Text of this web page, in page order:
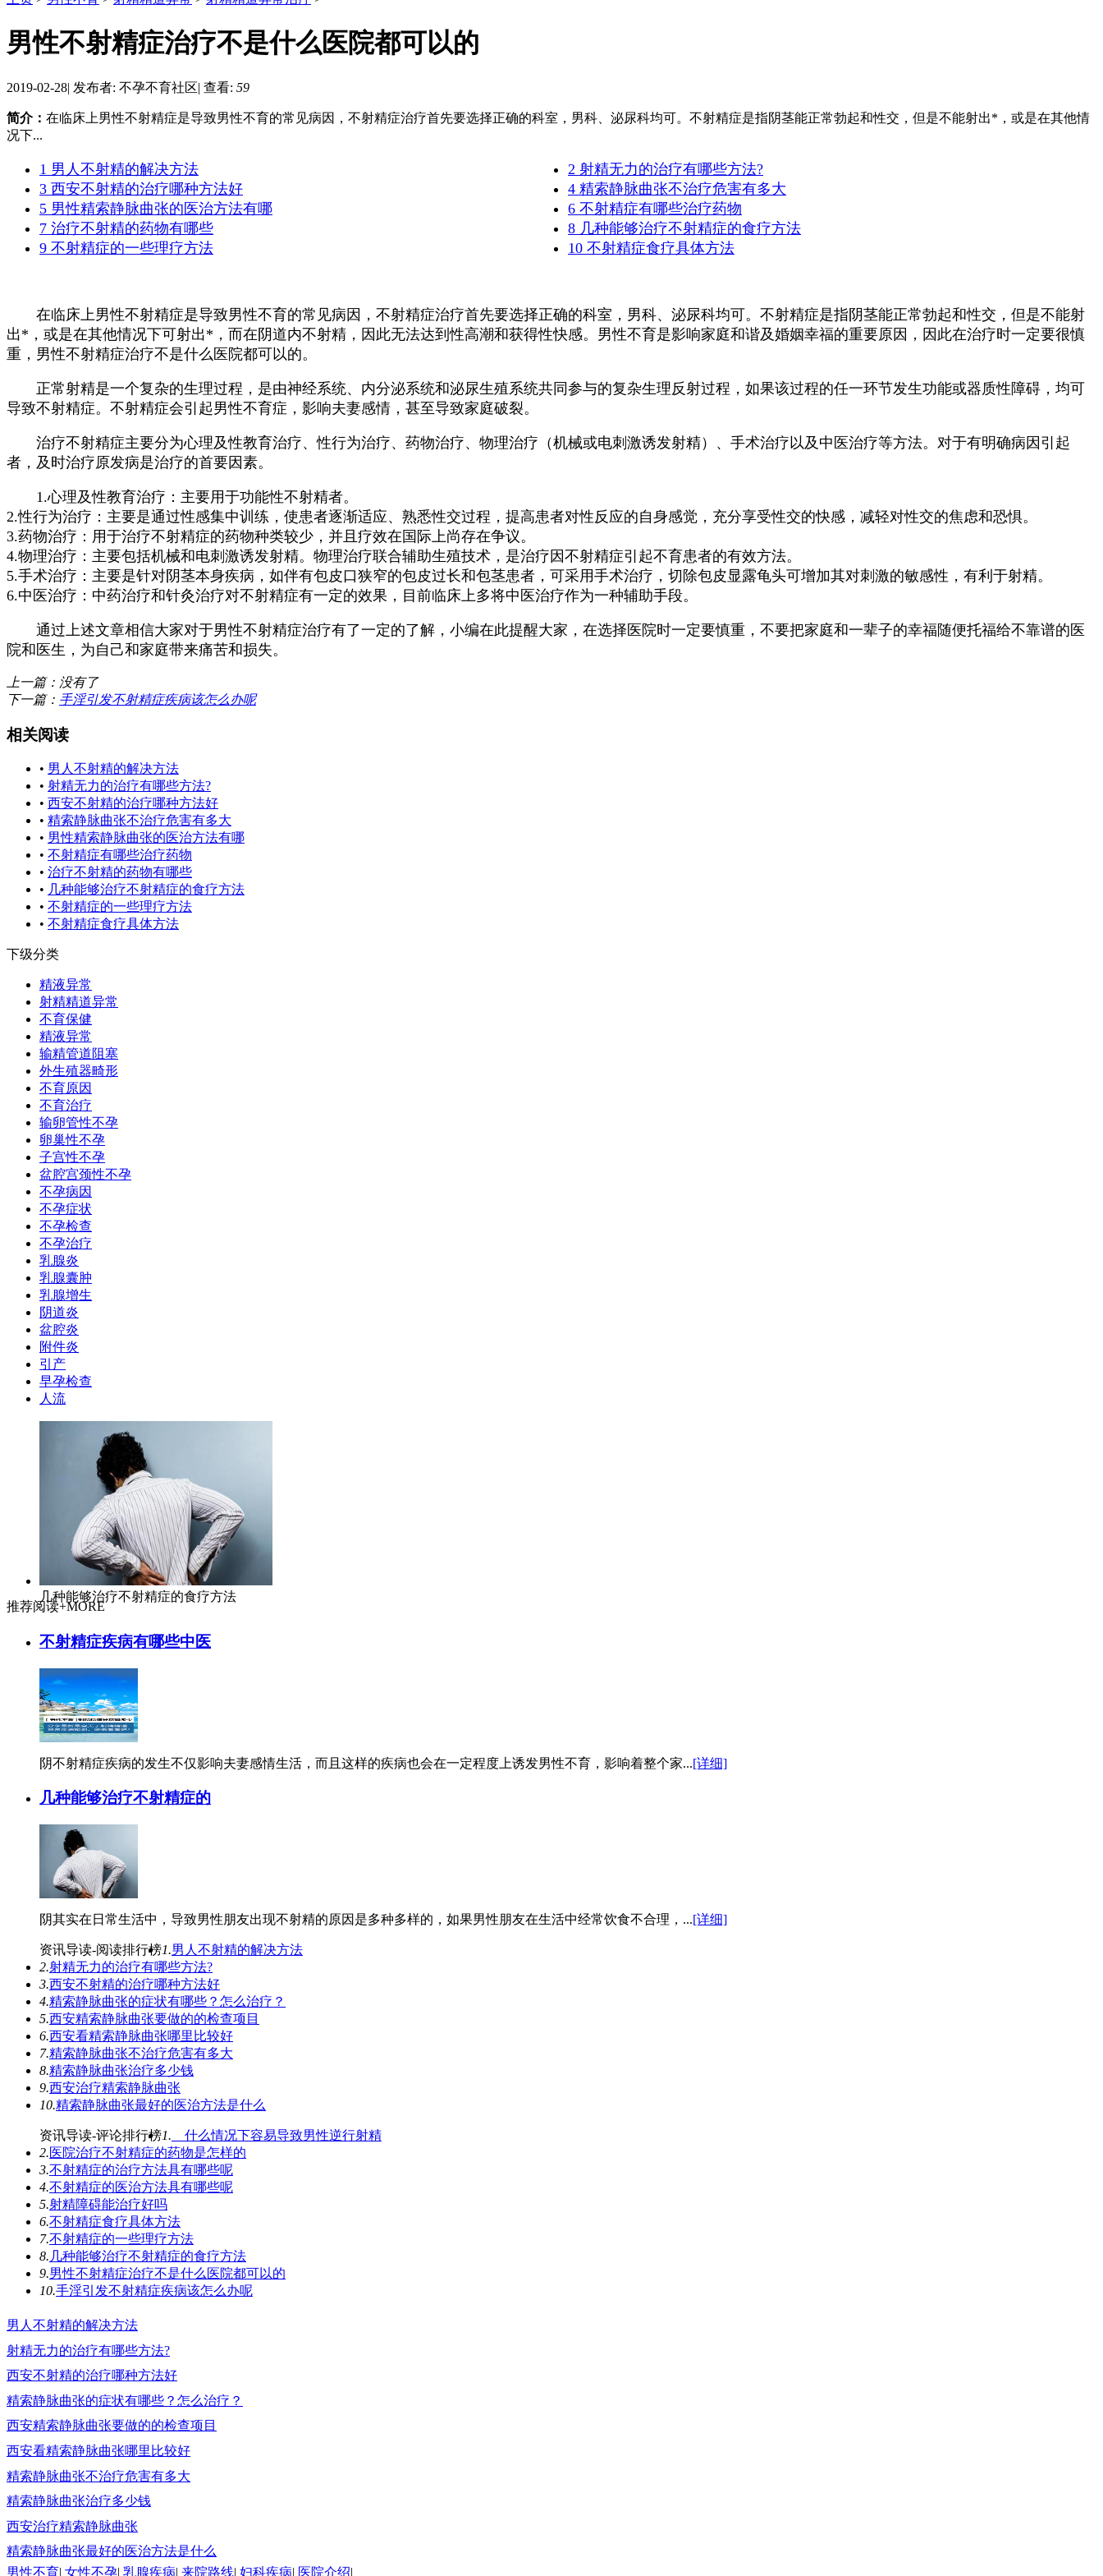
男性不射精症治疗不是什么医院都可以的
2019-02-28| 发布者: 不孕不育社区| 查看: 59
简介： 在临床上男性不射精症是导致男性不育的常见病因，不射精症治疗首先要选择正确的科室，男科、泌尿科均可。不射精症是指阴茎能正常勃起和性交，但是不能射出*，或是在其他情
况下...
1 男人不射精的解决方法
2 射精无力的治疗有哪些方法?
3 西安不射精的治疗哪种方法好
4 精索静脉曲张不治疗危害有多大
5 男性精索静脉曲张的医治方法有哪
6 不射精症有哪些治疗药物
7 治疗不射精的药物有哪些
8 几种能够治疗不射精症的食疗方法
9 不射精症的一些理疗方法
10 不射精症食疗具体方法
在临床上男性不射精症是导致男性不育的常见病因，不射精症治疗首先要选择正确的科室，男科、泌尿科均可。不射精症是指阴茎能正常勃起和性交，但是不能射
出*，或是在其他情况下可射出*，而在阴道内不射精，因此无法达到性高潮和获得性快感。男性不育是影响家庭和谐及婚姻幸福的重要原因，因此在治疗时一定要很慎
重，男性不射精症治疗不是什么医院都可以的。
正常射精是一个复杂的生理过程，是由神经系统、内分泌系统和泌尿生殖系统共同参与的复杂生理反射过程，如果该过程的任一环节发生功能或器质性障碍，均可
导致不射精症。不射精症会引起男性不育症，影响夫妻感情，甚至导致家庭破裂。
治疗不射精症主要分为心理及性教育治疗、性行为治疗、药物治疗、物理治疗（机械或电刺激诱发射精）、手术治疗以及中医治疗等方法。对于有明确病因引起
者，及时治疗原发病是治疗的首要因素。
1.心理及性教育治疗：主要用于功能性不射精者。
2.性行为治疗：主要是通过性感集中训练，使患者逐渐适应、熟悉性交过程，提高患者对性反应的自身感觉，充分享受性交的快感，减轻对性交的焦虑和恐惧。
3.药物治疗：用于治疗不射精症的药物种类较少，并且疗效在国际上尚存在争议。
4.物理治疗：主要包括机械和电刺激诱发射精。物理治疗联合辅助生殖技术，是治疗因不射精症引起不育患者的有效方法。
5.手术治疗：主要是针对阴茎本身疾病，如伴有包皮口狭窄的包皮过长和包茎患者，可采用手术治疗，切除包皮显露龟头可增加其对刺激的敏感性，有利于射精。
6.中医治疗：中药治疗和针灸治疗对不射精症有一定的效果，目前临床上多将中医治疗作为一种辅助手段。
通过上述文章相信大家对于男性不射精症治疗有了一定的了解，小编在此提醒大家，在选择医院时一定要慎重，不要把家庭和一辈子的幸福随便托福给不靠谱的医
院和医生，为自己和家庭带来痛苦和损失。
上一篇：没有了
下一篇： 手淫引发不射精症疾病该怎么办呢
相关阅读
• 男人不射精的解决方法
• 射精无力的治疗有哪些方法?
• 西安不射精的治疗哪种方法好
• 精索静脉曲张不治疗危害有多大
• 男性精索静脉曲张的医治方法有哪
• 不射精症有哪些治疗药物
• 治疗不射精的药物有哪些
• 几种能够治疗不射精症的食疗方法
• 不射精症的一些理疗方法
• 不射精症食疗具体方法
下级分类
精液异常
射精精道异常
不育保健
精液异常
输精管道阻塞
外生殖器畸形
不育原因
不育治疗
输卵管性不孕
卵巢性不孕
子宫性不孕
盆腔宫颈性不孕
不孕病因
不孕症状
不孕检查
不孕治疗
乳腺炎
乳腺囊肿
乳腺增生
阴道炎
盆腔炎
附件炎
引产
早孕检查
人流
几种能够治疗不射精症的食疗方法
推荐阅读+MORE
不射精症疾病有哪些中医
阴不射精症疾病的发生不仅影响夫妻感情生活，而且这样的疾病也会在一定程度上诱发男性不育，影响着整个家...[详细]
几种能够治疗不射精症的
阴其实在日常生活中，导致男性朋友出现不射精的原因是多种多样的，如果男性朋友在生活中经常饮食不合理，...[详细]
资讯导读-阅读排行榜1.男人不射精的解决方法
2.射精无力的治疗有哪些方法?
3.西安不射精的治疗哪种方法好
4.精索静脉曲张的症状有哪些？怎么治疗？
5.西安精索静脉曲张要做的的检查项目
6.西安看精索静脉曲张哪里比较好
7.精索静脉曲张不治疗危害有多大
8.精索静脉曲张治疗多少钱
9.西安治疗精索静脉曲张
10.精索静脉曲张最好的医治方法是什么
资讯导读-评论排行榜1. 什么情况下容易导致男性逆行射精
2.医院治疗不射精症的药物是怎样的
3.不射精症的治疗方法具有哪些呢
4.不射精症的医治方法具有哪些呢
5.射精障碍能治疗好吗
6.不射精症食疗具体方法
7.不射精症的一些理疗方法
8. 几种能够治疗不射精症的食疗方法
9.男性不射精症治疗不是什么医院都可以的
10.手淫引发不射精症疾病该怎么办呢
男人不射精的解决方法
射精无力的治疗有哪些方法?
西安不射精的治疗哪种方法好
精索静脉曲张的症状有哪些？怎么治疗？
西安精索静脉曲张要做的的检查项目
西安看精索静脉曲张哪里比较好
精索静脉曲张不治疗危害有多大
精索静脉曲张治疗多少钱
西安治疗精索静脉曲张
精索静脉曲张最好的医治方法是什么
男性不育| 女性不孕| 乳腺疾病| 来院路线| 妇科疾病| 医院介绍|